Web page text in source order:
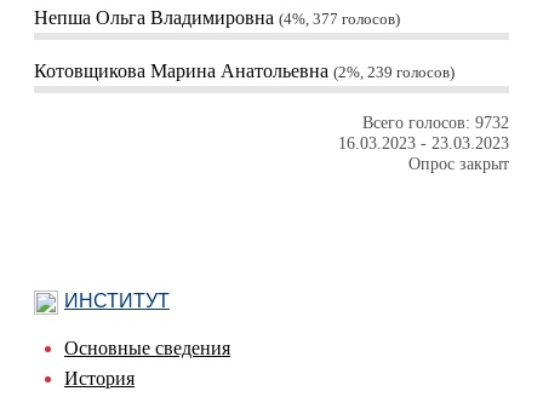
Непша Ольга Владимировна 4%, 377 голосов
Котовщикова Марина Анатольевна 2%, 239 голосов
Всего голосов: 9732
16.03.2023 - 23.03.2023
Опрос закрыт
ИНСТИТУТ
Основные сведения
История